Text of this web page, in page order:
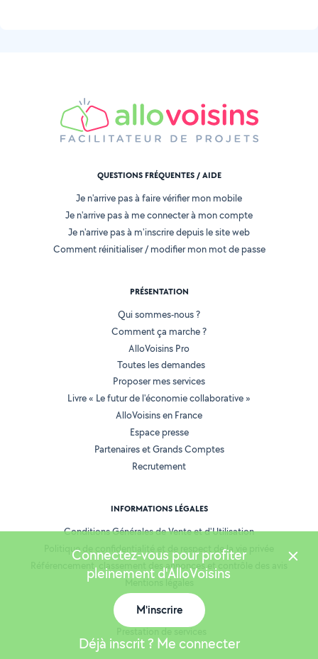
QUESTIONS FRÉQUENTES / AIDE
Je n'arrive pas à faire vérifier mon mobile
Je n'arrive pas à me connecter à mon compte
Je n'arrive pas à m'inscrire depuis le site web
Comment réinitialiser / modifier mon mot de passe
PRÉSENTATION
Qui sommes-nous ?
Comment ça marche ?
AlloVoisins Pro
Toutes les demandes
Proposer mes services
Livre « Le futur de l'économie collaborative »
AlloVoisins en France
Espace presse
Partenaires et Grands Comptes
Recrutement
INFORMATIONS LÉGALES
Conditions Générales de Vente et d'Utilisation
Politique de confidentialité et de respect de la vie privée
Référencement, classement des annonces et contrôle des avis
Mentions légales
Location de matériel
Prestation de services
Connectez-vous pour profiter
pleinement d'AlloVoisins
M'inscrire
Déjà inscrit ? Me connecter